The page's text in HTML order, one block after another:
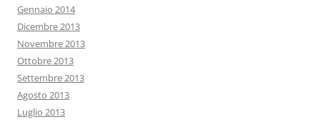
Gennaio 2014
Dicembre 2013
Novembre 2013
Ottobre 2013
Settembre 2013
Agosto 2013
Luglio 2013